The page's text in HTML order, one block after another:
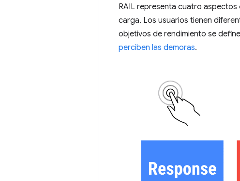
RAIL representa cuatro
carga. Los usuarios tienen
objetivos de rendimiento se
perciben las demoras.